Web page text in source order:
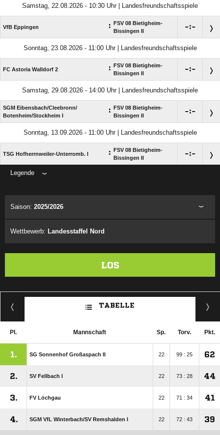
Samstag, 22.08.2026 - 10:30 Uhr | Landesfreundschaftsspiele
VfB Eppingen :
FSV 08 Bietigheim-
Bissingen II
:
Sonntag, 23.08.2026 - 11:00 Uhr | Landesfreundschaftsspiele
FC Astoria Walldorf 2 :
FSV 08 Bietigheim-
Bissingen II
:
Samstag, 29.08.2026 - 14:00 Uhr | Landesfreundschaftsspiele
SGM Eibensbach/​Cleebronn/​
Botenheim/​Stockheim I
:
FSV 08 Bietigheim-
Bissingen II
:
Sonntag, 13.09.2026 - 11:00 Uhr | Landesfreundschaftsspiele
TSG Hofherrnweiler-Unterromb. I :
FSV 08 Bietigheim-
Bissingen II
:
Legende
Saison: 2025/2026
Wettbewerb: Landesstaffel Nord
LOS
TABELLE
Pl. Mannschaft Sp. Torv. Pkt.
1. SG Sonnenhof Großaspach II 22 99 : 25 62
2. SV Fellbach I 22 73 : 28 44
3. FV Löchgau 22 71 : 34 41
4. SGM VfL Winterbach/​SV Remshalden I 22 72 : 43 39